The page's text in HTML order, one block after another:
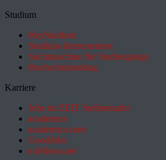
Studium
HeyStudium
Studium-Interessentest
Suchmaschine für Studiengänge
Hochschulranking
Karriere
Jobs im ZEIT Stellenmarkt
academics
academics.com
GoodJobs
e-fellows.net